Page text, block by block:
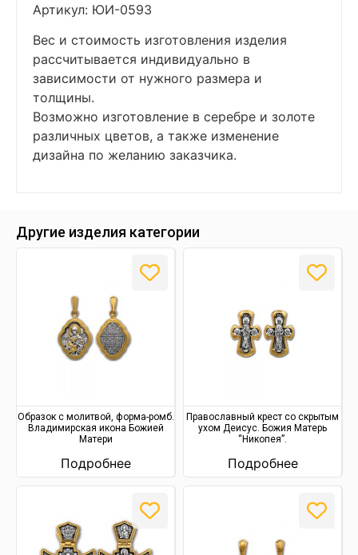
Артикул: ЮИ-0593
Вес и стоимость изготовления изделия
рассчитывается индивидуально в
зависимости от нужного размера и
толщины.
Возможно изготовление в серебре и золоте
различных цветов, а также изменение
дизайна по желанию заказчика.
Другие изделия категории
Образок с молитвой, форма-ромб.
Владимирская икона Божией
Матери
Подробнее
Православный крест со скрытым
ухом Деисус. Божия Матерь
“Никопея”.
Подробнее